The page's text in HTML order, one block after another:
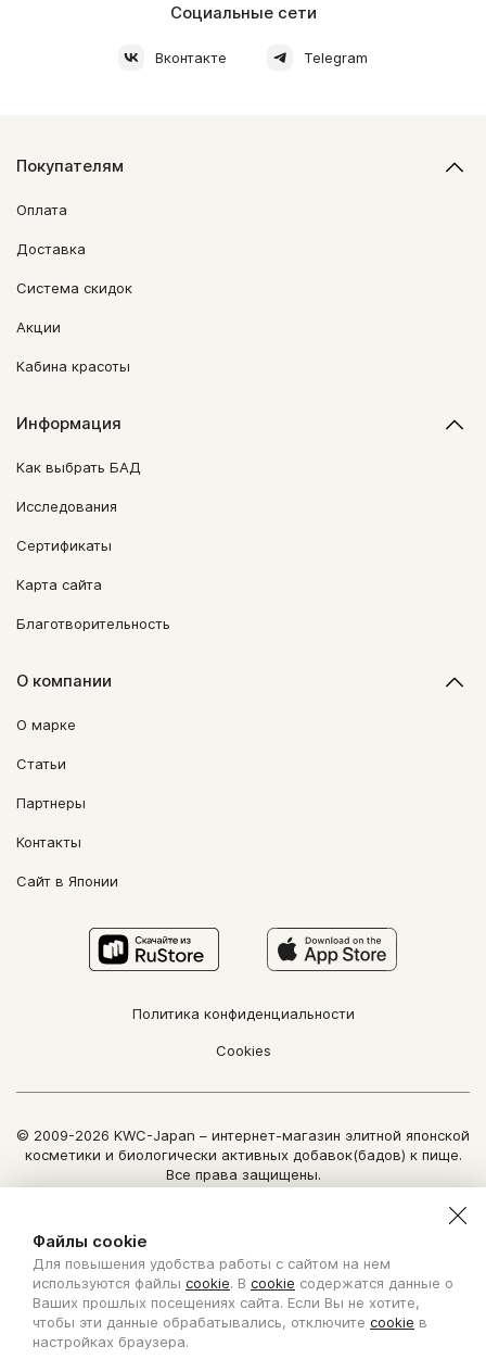
Социальные сети
Вконтакте Telegram
Покупателям
Оплата
Доставка
Система скидок
Акции
Кабина красоты
Информация
Как выбрать БАД
Исследования
Сертификаты
Карта сайта
Благотворительность
О компании
О марке
Статьи
Партнеры
Контакты
Сайт в Японии
Политика конфиденциальности
Cookies
© 2009-2026 KWC-Japan – интернет-магазин элитной японской
косметики и биологически активных добавок(бадов) к пище.
Все права защищены.
Copyright Nozomi Direct 2011. All rights reserved. The use of the
information is possible only by written permit from Nozomi Direct.
Создано с ❤ в KISLOROD
Файлы cookie
Для повышения удобства работы с сайтом на нем
используются файлы cookie. В cookie содержатся данные о
Ваших прошлых посещениях сайта. Если Вы не хотите,
чтобы эти данные обрабатывались, отключите cookie в
настройках браузера.